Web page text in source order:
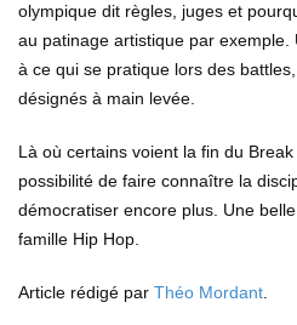
olympique dit règles, juges et
au patinage artistique par
à ce qui se pratique lors des
désignés à main levée.
Là où certains voient la fin du
possibilité de faire connaître la
démocratiser encore plus. Une
famille Hip Hop.
Article rédigé par Théo Mordant.